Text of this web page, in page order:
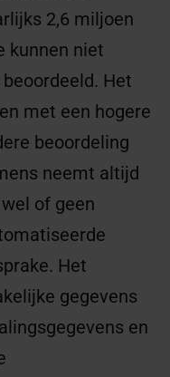
2,6 miljoen
kunnen niet
Het
met een hogere
beoordeling
neemt altijd
of geen
Het
gegevens
en